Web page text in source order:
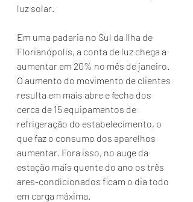
luz solar.
Em uma padaria no Sul da Ilha de
Florianópolis, a conta de luz chega a
aumentar em 20% no mês de janeiro.
O aumento do movimento de clientes
resulta em mais abre e fecha dos
cerca de 15 equipamentos de
refrigeração do estabelecimento, o
que faz o consumo dos aparelhos
aumentar. Fora isso, no auge da
estação mais quente do ano os três
ares-condicionados ficam o dia todo
em carga máxima.